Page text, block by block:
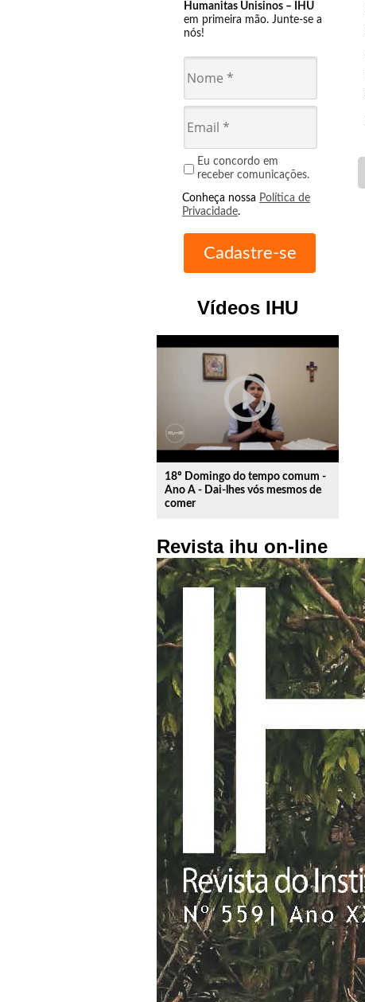
Humanitas Unisinos – IHU
em primeira mão. Junte-se a
nós!
Eu concordo em
receber comunicações.
Conheça nossa Política de
Privacidade.
Vídeos IHU
play_circle_outline
18º Domingo do tempo comum -
Ano A - Dai-lhes vós mesmos de
comer
Revista ihu on-line